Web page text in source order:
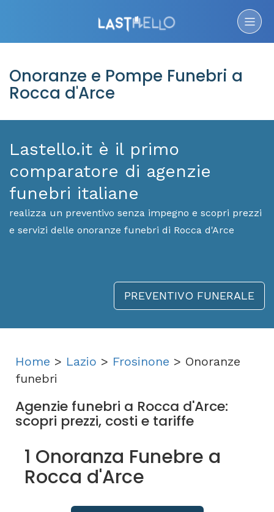
Onoranze e Pompe Funebri a
Rocca d'Arce
Lastello.it è il primo
comparatore di agenzie
funebri italiane
realizza un preventivo senza impegno e scopri prezzi
e servizi delle onoranze funebri di Rocca d'Arce
PREVENTIVO FUNERALE
Home > Lazio > Frosinone > Onoranze
funebri
Agenzie funebri a Rocca d'Arce:
scopri prezzi, costi e tariffe
1 Onoranza Funebre a
Rocca d'Arce